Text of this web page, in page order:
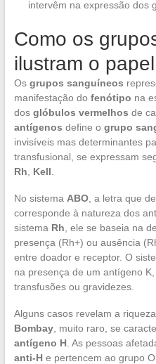
intervêm na expressão dos
Como os
ilustram o
Os grupos sanguíneos
manifestação do fenótipo na
dos glóbulos vermelhos de
antígenos define o grupo
invisíveis mas determinantes
transfusional, se expressam
Rh
Kell
No sistema ABO, a letra que
corresponde à natureza dos
sistema Rh , ele se baseia na
presença (Rh+) ou ausência
entre doador e receptor. O
na presença de um antígeno
transfusões ou gravidezes.
Alguns casos revelam a
Bombay, muito raro, se
antígeno H. As pessoas
anti-He pertencem ao grupo